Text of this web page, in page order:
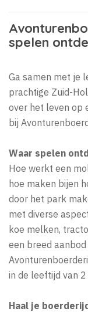
spelen
Ga samen met je
prachtige Zuid-
over het leven op
bij
Waar spelen
Hoe werkt een
hoe maken bijen
door het park
met diverse
koe melken,
een breed
in de leeftijd van
Haal je